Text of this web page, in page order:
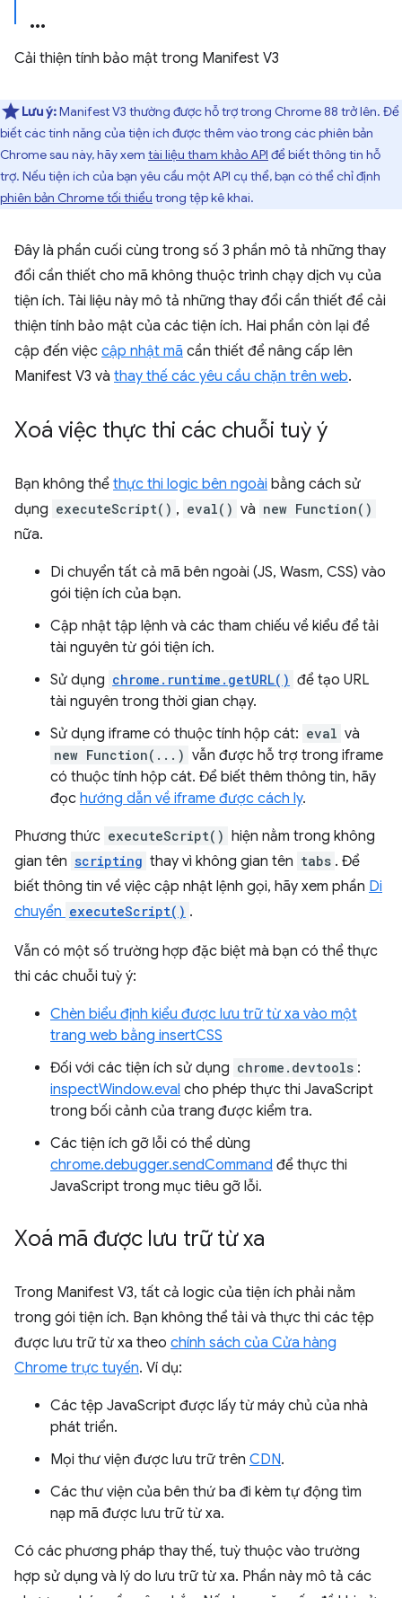
Cải thiện tính bảo mật trong Manifest V3
Lưu ý:Manifest V3 thường được hỗ trợ trong Chrome 88 trở lên. Để
biết các tính năng của tiện ích được thêm vào trong các phiên bản
Chrome sau này, hãy xem tài liệu tham khảo API để biết thông tin hỗ
trợ. Nếu tiện ích của bạn yêu cầu một API cụ thể, bạn có thể chỉ định
phiên bản Chrome tối thiểu trong tệp kê khai.
Đây là phần cuối cùng trong số 3 phần mô tả những thay
đổi cần thiết cho mã không thuộc trình chạy dịch vụ của
tiện ích. Tài liệu này mô tả những thay đổi cần thiết để cải
thiện tính bảo mật của các tiện ích. Hai phần còn lại đề
cập đến việc cập nhật mã cần thiết để nâng cấp lên
Manifest V3 và thay thế các yêu cầu chặn trên web.
Xoá việc thực thi các chuỗi tuỳ ý
Bạn không thể thực thi logic bên ngoài bằng cách sử
dụng executeScript() , eval() và new Function()
nữa.
Di chuyển tất cả mã bên ngoài (JS, Wasm, CSS) vào
gói tiện ích của bạn.
Cập nhật tập lệnh và các tham chiếu về kiểu để tải
tài nguyên từ gói tiện ích.
Sử dụng chrome.runtime.getURL() để tạo URL
tài nguyên trong thời gian chạy.
Sử dụng iframe có thuộc tính hộp cát: eval và
new Function(...) vẫn được hỗ trợ trong iframe
có thuộc tính hộp cát. Để biết thêm thông tin, hãy
đọc hướng dẫn về iframe được cách ly.
Phương thức executeScript() hiện nằm trong không
gian tên scripting thay vì không gian tên tabs . Để
biết thông tin về việc cập nhật lệnh gọi, hãy xem phần Di
chuyển executeScript() .
Vẫn có một số trường hợp đặc biệt mà bạn có thể thực
thi các chuỗi tuỳ ý:
Chèn biểu định kiểu được lưu trữ từ xa vào một
trang web bằng insertCSS
Đối với các tiện ích sử dụng chrome.devtools :
inspectWindow.eval cho phép thực thi JavaScript
trong bối cảnh của trang được kiểm tra.
Các tiện ích gỡ lỗi có thể dùng
chrome.debugger.sendCommand để thực thi
JavaScript trong mục tiêu gỡ lỗi.
Xoá mã được lưu trữ từ xa
Trong Manifest V3, tất cả logic của tiện ích phải nằm
trong gói tiện ích. Bạn không thể tải và thực thi các tệp
được lưu trữ từ xa theo chính sách của Cửa hàng
Chrome trực tuyến. Ví dụ:
Các tệp JavaScript được lấy từ máy chủ của nhà
phát triển.
Mọi thư viện được lưu trữ trên CDN.
Các thư viện của bên thứ ba đi kèm tự động tìm
nạp mã được lưu trữ từ xa.
Có các phương pháp thay thế, tuỳ thuộc vào trường
hợp sử dụng và lý do lưu trữ từ xa. Phần này mô tả các